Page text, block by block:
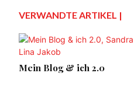
VERWANDTE ARTIKEL |
Mein Blog & ich 2.0